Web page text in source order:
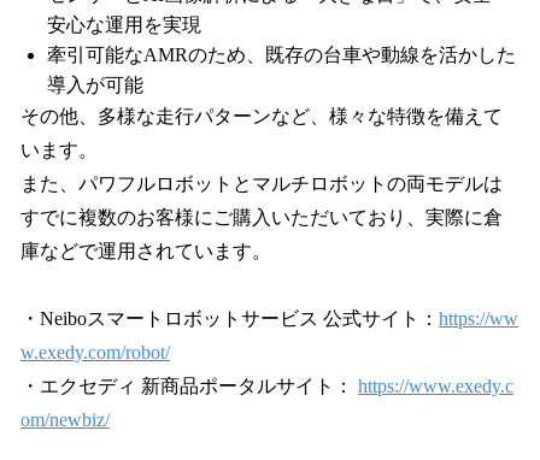
安心な運用を実現
牽引可能なAMRのため、既存の台車や動線を活かした
導入が可能
その他、多様な走行パターンなど、様々な特徴を備えて
います。
また、パワフルロボットとマルチロボットの両モデルは
すでに複数のお客様にご購入いただいており、実際に倉
庫などで運用されています。
・Neiboスマートロボットサービス 公式サイト： https://ww
w.exedy.com/robot/
・エクセディ 新商品ポータルサイト： https://www.exedy.c
om/newbiz/